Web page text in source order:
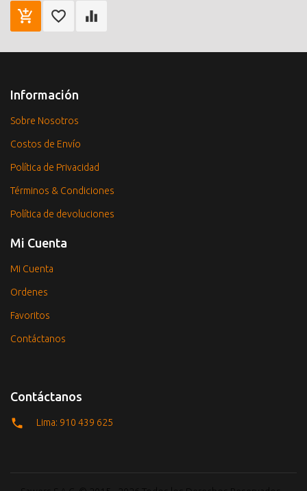
Información
Sobre Nosotros
Costos de Envío
Política de Privacidad
Términos & Condiciones
Política de devoluciones
Mi Cuenta
Mi Cuenta
Ordenes
Favoritos
Contáctanos
Contáctanos
Lima: 910 439 625